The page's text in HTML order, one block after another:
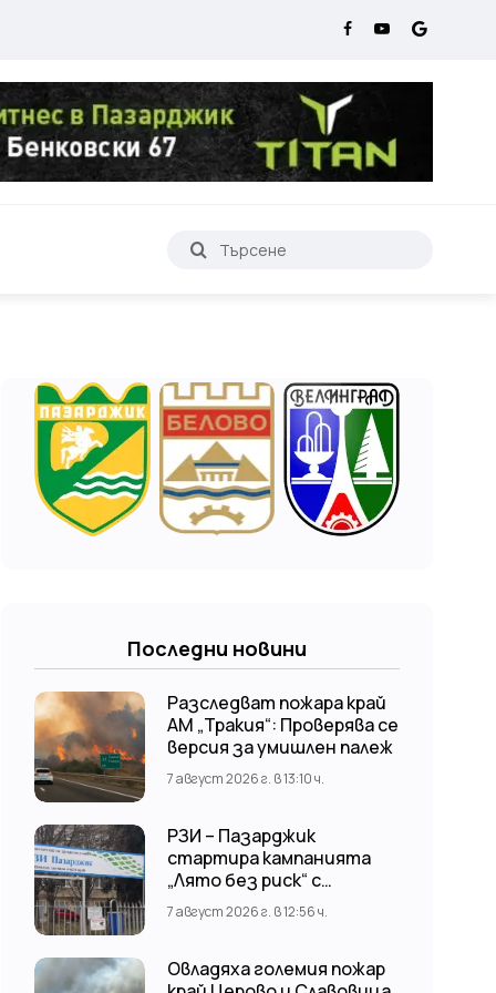
Последни новини
Разследват пожара край
АМ „Тракия“: Проверява се
версия за умишлен палеж
7 август 2026 г. в 13:10 ч.
РЗИ – Пазарджик
стартира кампанията
„Лято без риск“ с
безплатни и анонимни
изследвания за ХИВ
7 август 2026 г. в 12:56 ч.
Овладяха големия пожар